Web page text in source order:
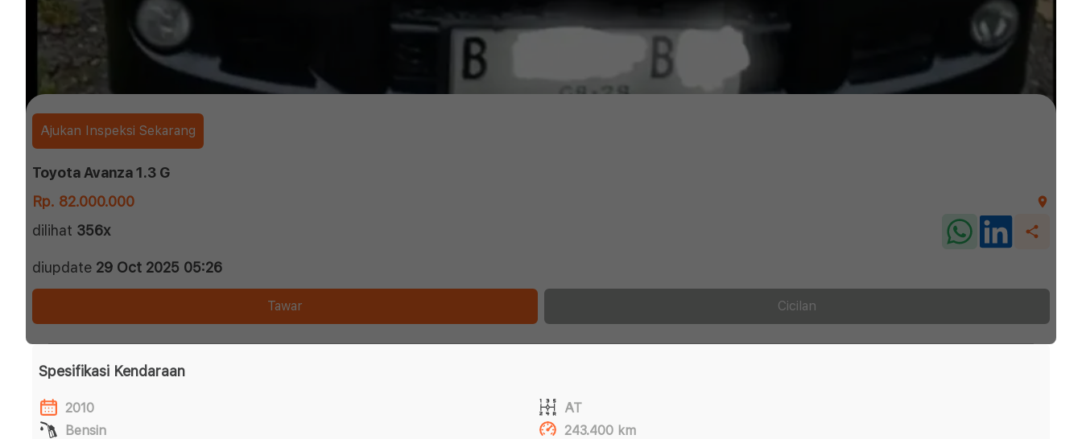
Ajukan Inspeksi Sekarang
Toyota Avanza 1.3 G
Rp. 82.000.000
dilihat 356x
diupdate 29 Oct 2025 05:26
Tawar Cicilan
Spesifikasi Kendaraan
2010
AT
Bensin
243.400 km